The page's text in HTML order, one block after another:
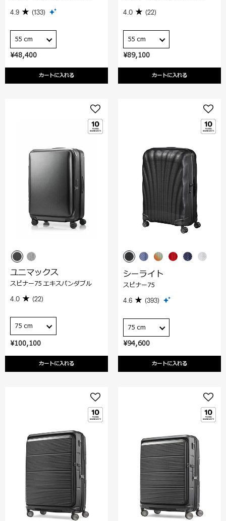
¥48,400
カートに入れる
4.9 (133)
55 cm
¥89,100
カートに入れる
4.0 (22)
55 cm
¥100,100
カートに入れる
ユニマックス
スピナー75 エキスパンダブル
4.0 (22)
75 cm
¥94,600
カートに入れる
シーライト
スピナー75
4.6 (393)
75 cm